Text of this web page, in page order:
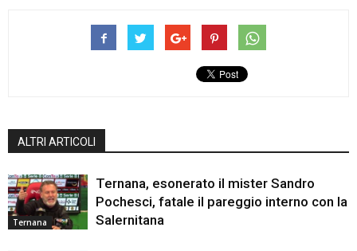
ALTRI ARTICOLI
Ternana
Ternana, esonerato il mister Sandro
Pochesci, fatale il pareggio interno con la
Salernitana